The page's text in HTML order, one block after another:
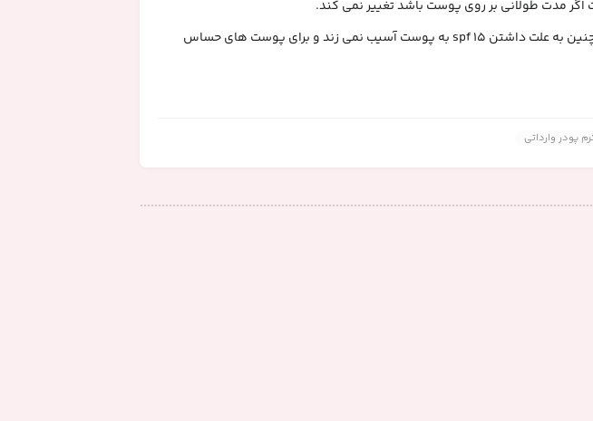
اگر مدت طولانی بر روی پوست باشد تغییر نمی کند.
کرم پودر مک شیشه ای با آنکه پوشانندگی بالایی دارد بسیار سبک می باشد و پوست شما را خسته نمی کند. همچنین به علت داشتن spf 15 به پوست آسیب نمی زند و برای پوست های حساس
پودر وارداتی